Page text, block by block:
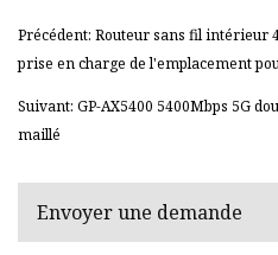
Précédent: Routeur sans fil intérieur
prise en charge de l'emplacement
Suivant: GP-AX5400 5400Mbps 5G
maillé
Envoyer une demande